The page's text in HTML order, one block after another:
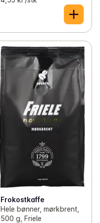
Frokostkaffe
Hele bønner, mørkbrent,
500 g, Friele